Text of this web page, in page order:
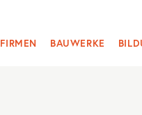
FIRMEN BAUWERKE